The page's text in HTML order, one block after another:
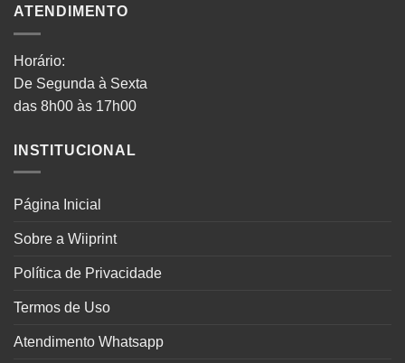
ATENDIMENTO
Horário:
De Segunda à Sexta
das 8h00 às 17h00
INSTITUCIONAL
Página Inicial
Sobre a Wiiprint
Política de Privacidade
Termos de Uso
Atendimento Whatsapp